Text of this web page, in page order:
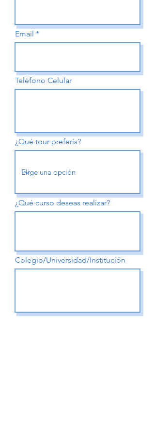
Email
Teléfono Celular
¿Qué tour preferís?
¿Qué curso deseas realizar?
Colegio/Universidad/Institución